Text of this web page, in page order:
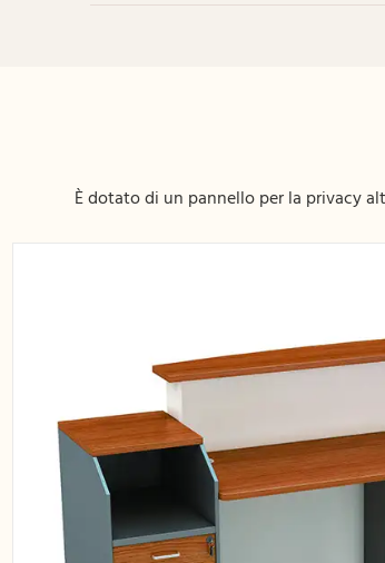
È dotato di un pannello per la privacy